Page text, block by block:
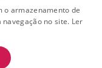
compra
o armazenamento de
no site. Ler